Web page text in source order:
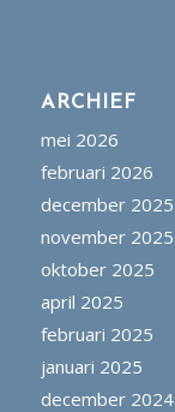
ARCHIEF
mei 2026
februari 2026
december 2025
november 2025
oktober 2025
april 2025
februari 2025
januari 2025
december 2024